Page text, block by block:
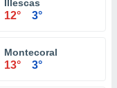
Illescas
12° 3°
Montecoral
13° 3°